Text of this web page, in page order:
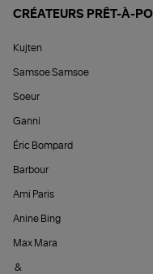
CRÉATEURS PRÊT-À-
Kujten
Samsoe Samsoe
Soeur
Ganni
Éric Bompard
Barbour
Ami Paris
Anine Bing
Max Mara
&